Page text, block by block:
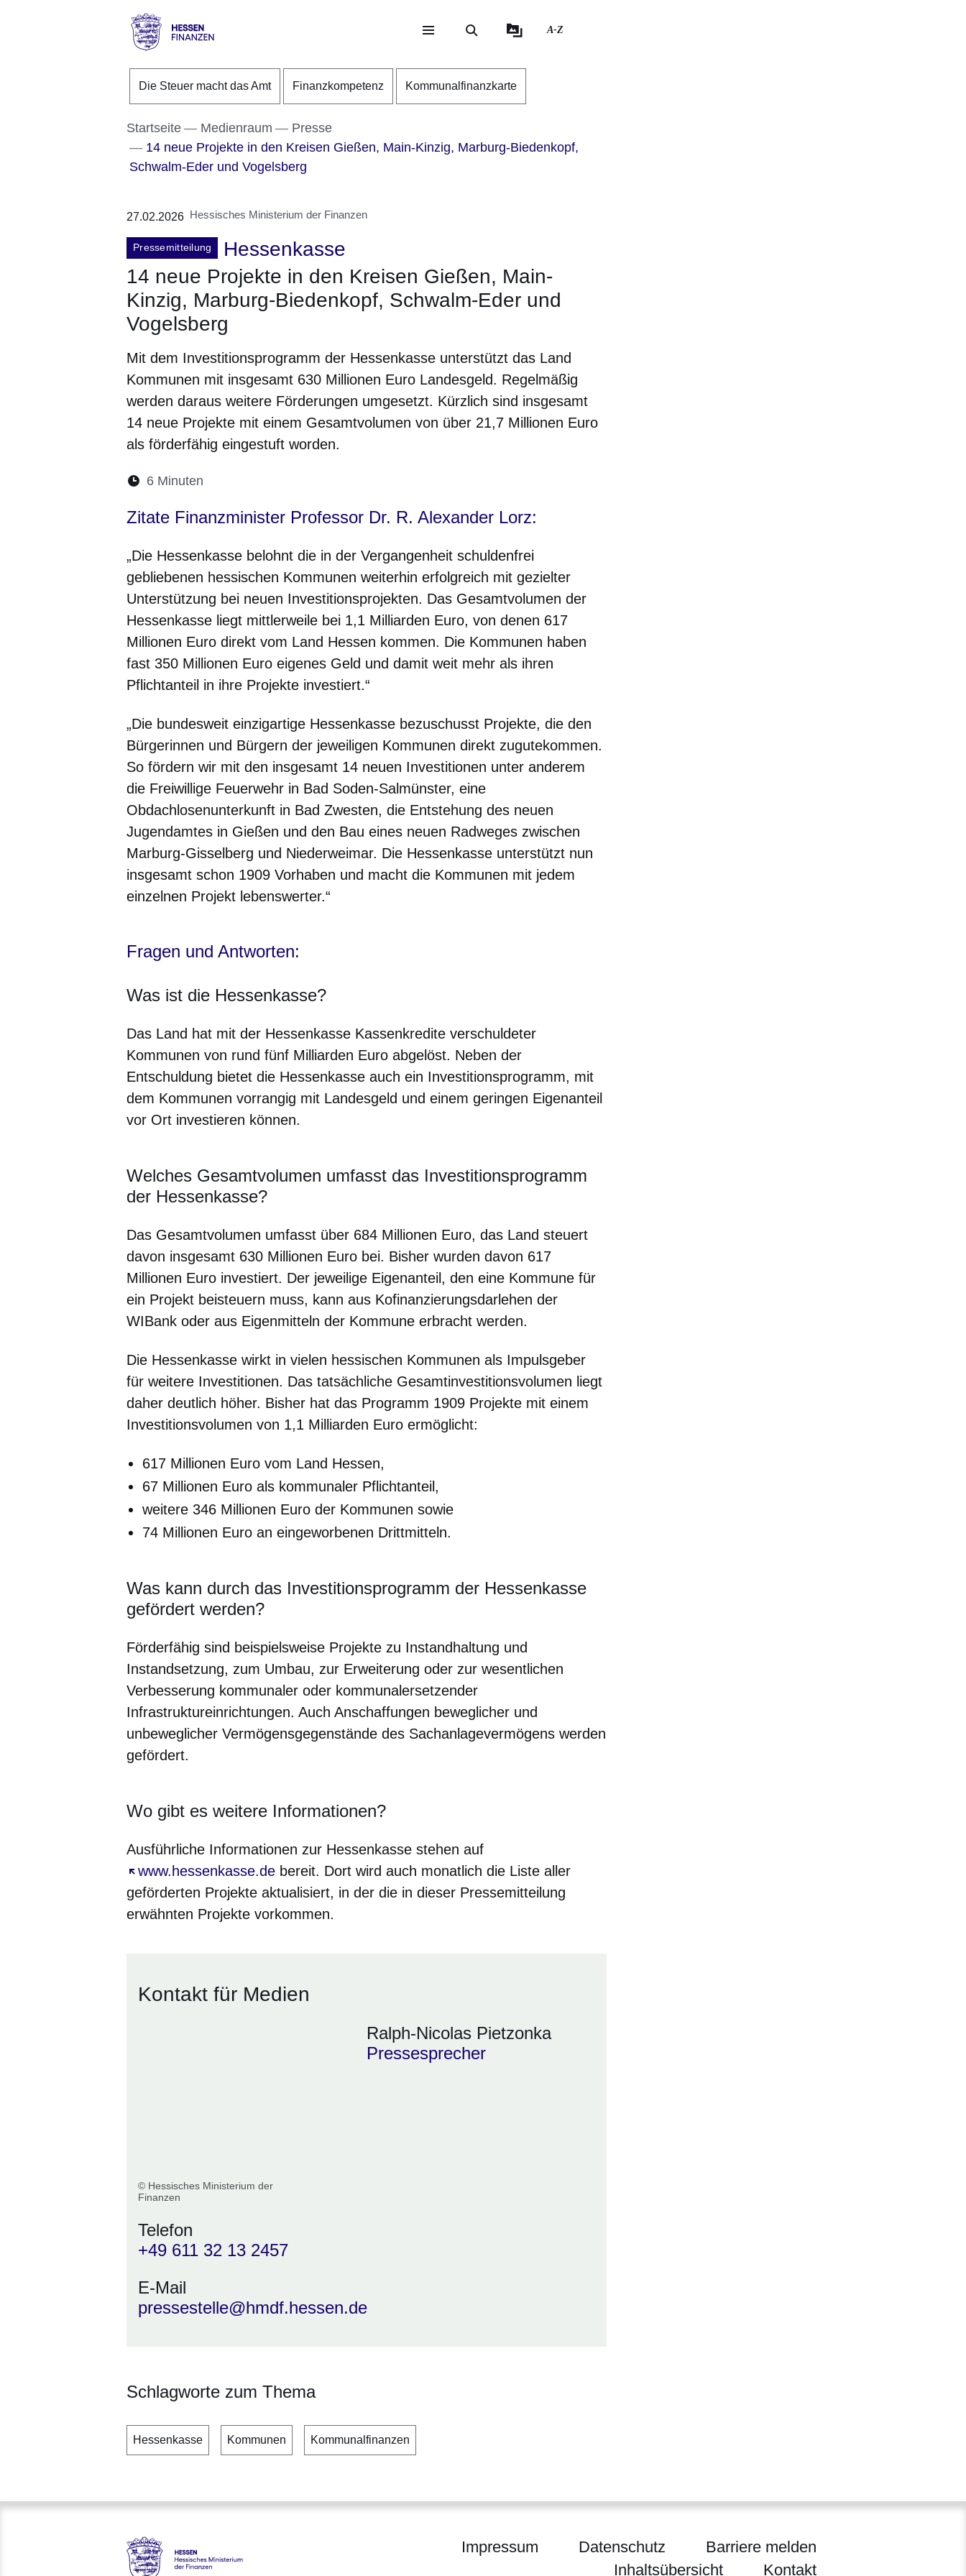
Direkt zum Kopf der Seite
Direkt zum Inhalt
Direkt zum Fuß der Seite
Finanzen
A-Z
Die Steuer macht das Amt Finanzkompetenz Kommunalfinanzkarte
Startseite Medienraum
Presse
14 neue Projekte in den Kreisen Gießen, Main-Kinzig, Marburg-Biedenkopf,
Schwalm-Eder und Vogelsberg
27.02.2026 Hessisches Ministerium der Finanzen
Pressemitteilung
Hessenkasse
14 neue Projekte in den Kreisen Gießen, Main-
Kinzig, Marburg-Biedenkopf, Schwalm-Eder und
Vogelsberg
Mit dem Investitionsprogramm der Hessenkasse unterstützt das Land
Kommunen mit insgesamt 630 Millionen Euro Landesgeld. Regelmäßig
werden daraus weitere Förderungen umgesetzt. Kürzlich sind insgesamt
14 neue Projekte mit einem Gesamtvolumen von über 21,7 Millionen Euro
als förderfähig eingestuft worden.
Lesedauer:
6 Minuten
Zitate Finanzminister Professor Dr. R. Alexander Lorz:
„Die Hessenkasse belohnt die in der Vergangenheit schuldenfrei
gebliebenen hessischen Kommunen weiterhin erfolgreich mit gezielter
Unterstützung bei neuen Investitionsprojekten. Das Gesamtvolumen der
Hessenkasse liegt mittlerweile bei 1,1 Milliarden Euro, von denen 617
Millionen Euro direkt vom Land Hessen kommen. Die Kommunen haben
fast 350 Millionen Euro eigenes Geld und damit weit mehr als ihren
Pflichtanteil in ihre Projekte investiert.“
„Die bundesweit einzigartige Hessenkasse bezuschusst Projekte, die den
Bürgerinnen und Bürgern der jeweiligen Kommunen direkt zugutekommen.
So fördern wir mit den insgesamt 14 neuen Investitionen unter anderem
die Freiwillige Feuerwehr in Bad Soden-Salmünster, eine
Obdachlosenunterkunft in Bad Zwesten, die Entstehung des neuen
Jugendamtes in Gießen und den Bau eines neuen Radweges zwischen
Marburg-Gisselberg und Niederweimar. Die Hessenkasse unterstützt nun
insgesamt schon 1909 Vorhaben und macht die Kommunen mit jedem
einzelnen Projekt lebenswerter.“
Fragen und Antworten:
Was ist die Hessenkasse?
Das Land hat mit der Hessenkasse Kassenkredite verschuldeter
Kommunen von rund fünf Milliarden Euro abgelöst. Neben der
Entschuldung bietet die Hessenkasse auch ein Investitionsprogramm, mit
dem Kommunen vorrangig mit Landesgeld und einem geringen Eigenanteil
vor Ort investieren können.
Welches Gesamtvolumen umfasst das Investitionsprogramm
der Hessenkasse?
Das Gesamtvolumen umfasst über 684 Millionen Euro, das Land steuert
davon insgesamt 630 Millionen Euro bei. Bisher wurden davon 617
Millionen Euro investiert. Der jeweilige Eigenanteil, den eine Kommune für
ein Projekt beisteuern muss, kann aus Kofinanzierungsdarlehen der
WIBank oder aus Eigenmitteln der Kommune erbracht werden.
Die Hessenkasse wirkt in vielen hessischen Kommunen als Impulsgeber
für weitere Investitionen. Das tatsächliche Gesamtinvestitionsvolumen liegt
daher deutlich höher. Bisher hat das Programm 1909 Projekte mit einem
Investitionsvolumen von 1,1 Milliarden Euro ermöglicht:
617 Millionen Euro vom Land Hessen,
67 Millionen Euro als kommunaler Pflichtanteil,
weitere 346 Millionen Euro der Kommunen sowie
74 Millionen Euro an eingeworbenen Drittmitteln.
Was kann durch das Investitionsprogramm der Hessenkasse
gefördert werden?
Förderfähig sind beispielsweise Projekte zu Instandhaltung und
Instandsetzung, zum Umbau, zur Erweiterung oder zur wesentlichen
Verbesserung kommunaler oder kommunalersetzender
Infrastruktureinrichtungen. Auch Anschaffungen beweglicher und
unbeweglicher Vermögensgegenstände des Sachanlagevermögens werden
gefördert.
Wo gibt es weitere Informationen?
Ausführliche Informationen zur Hessenkasse stehen auf
www.hessenkasse.de
Öffnet sich in einem neuen Fensterbereit. Dort wird auch monatlich die Liste aller
geförderten Projekte aktualisiert, in der die in dieser Pressemitteilung
erwähnten Projekte vorkommen.
Kontakt für Medien
© Hessisches Ministerium der
Finanzen
Ralph-Nicolas Pietzonka
Pressesprecher
Telefon
+49 611 32 13 2457
E-Mail
pressestelle@hmdf.hessen.de
Schlagworte zum Thema
Hessenkasse Kommunen Kommunalfinanzen
Impressum Datenschutz
Barriere melden
Inhaltsübersicht
Kontakt